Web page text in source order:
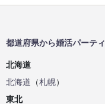
都道府県から婚活パーテ
北海道
北海道 （札幌）
東北